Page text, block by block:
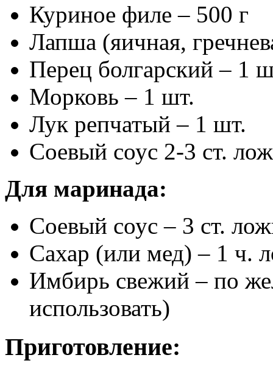
Куриное филе – 500 г
Лапша (яичная,
Перец болгарский – 1
Морковь – 1 шт.
Лук репчатый – 1 шт.
Соевый соус 2-3 ст.
Для маринада:
Соевый соус – 3 ст.
Сахар (или мед) – 1 ч.
Имбирь свежий – по
использовать)
Приготовление: